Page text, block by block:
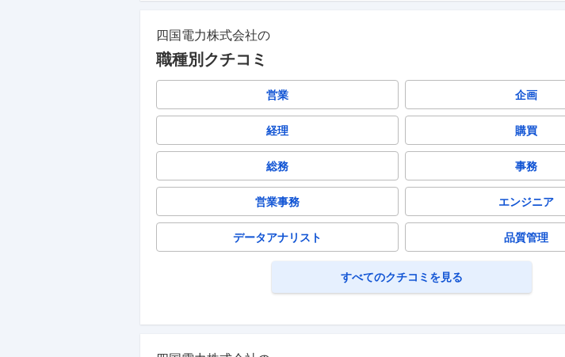
四国電力株式会社の
職種別クチコミ
営業 企画
経理 購買
総務 事務
営業事務 エンジニア
データアナリスト 品質管理
すべてのクチコミを見る